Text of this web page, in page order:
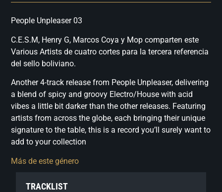
People Unpleaser 03
C.E.S.M, Henry G, Marcos Coya y Mop comparten este
Various Artists de cuatro cortes para la tercera referencia
del sello boliviano.
Another 4-track release from People Unpleaser, delivering
a blend of spicy and groovy Electro/House with acid
vibes a little bit darker than the other releases. Featuring
artists from across the globe, each bringing their unique
signature to the table, this is a record you’ll surely want to
add to your collection
Más de este género
TRACKLIST